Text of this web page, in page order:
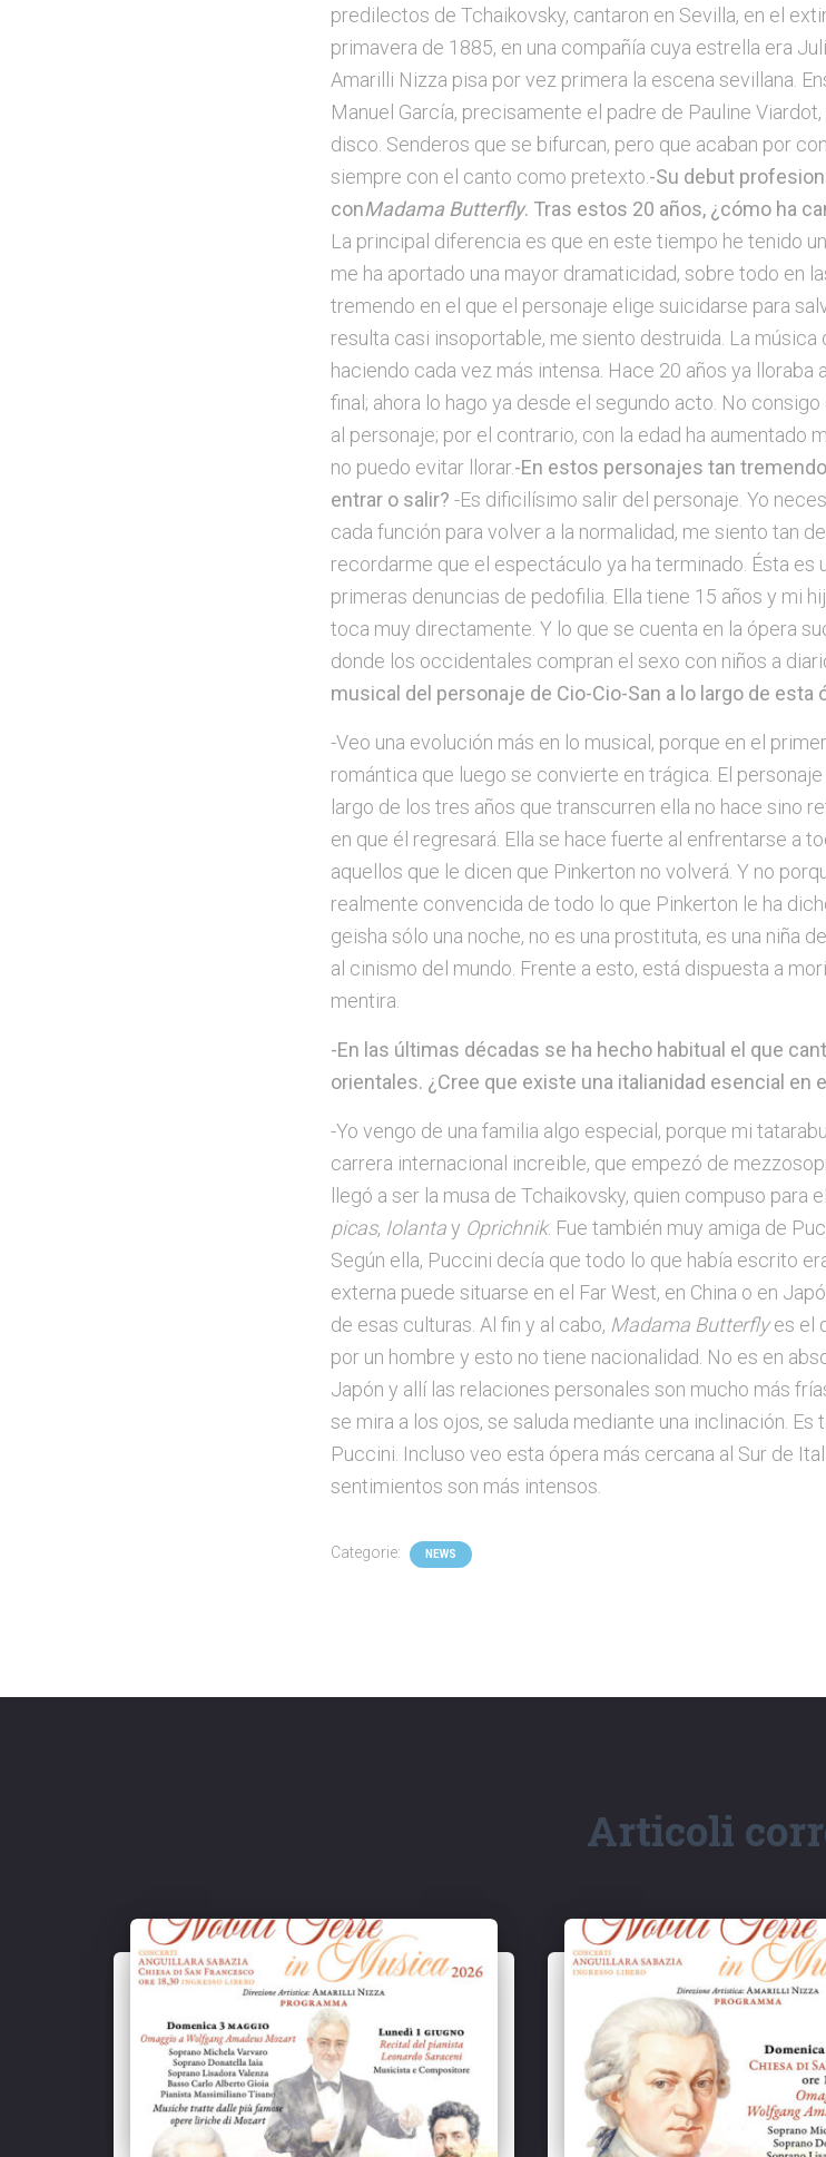
predilectos de Tchaikovsky, cantaron en Sevilla, en el
primavera de 1885, en una compañía cuya estrella era
Amarilli Nizza pisa por vez primera la escena sevillana.
Manuel García, precisamente el padre de Pauline
disco. Senderos que se bifurcan, pero que acaban por
siempre con el canto como pretexto. -Su debut
conMadama Butterfly. Tras estos 20 años, ¿cómo ha
La principal diferencia es que en este tiempo he tenido
me ha aportado una mayor dramaticidad, sobre todo en
tremendo en el que el personaje elige suicidarse para
resulta casi insoportable, me siento destruida. La música
haciendo cada vez más intensa. Hace 20 años ya lloraba
final; ahora lo hago ya desde el segundo acto. No
al personaje; por el contrario, con la edad ha aumentado
no puedo evitar llorar.-En estos personajes tan
entrar o salir? -Es dificilísimo salir del personaje. Yo
cada función para volver a la normalidad, me siento tan
recordarme que el espectáculo ya ha terminado. Ésta es
primeras denuncias de pedofilia. Ella tiene 15 años y mi
toca muy directamente. Y lo que se cuenta en la ópera
donde los occidentales compran el sexo con niños a
musical del personaje de Cio-Cio-San a lo largo de esta
-Veo una evolución más en lo musical, porque en el
romántica que luego se convierte en trágica. El
largo de los tres años que transcurren ella no hace sino
en que él regresará. Ella se hace fuerte al enfrentarse a
aquellos que le dicen que Pinkerton no volverá. Y no
realmente convencida de todo lo que Pinkerton le ha
geisha sólo una noche, no es una prostituta, es una niña
al cinismo del mundo. Frente a esto, está dispuesta a
mentira.
-En las últimas décadas se ha hecho habitual el que
orientales. ¿Cree que existe una italianidad esencial en
-Yo vengo de una familia algo especial, porque mi
carrera internacional increible, que empezó de
llegó a ser la musa de Tchaikovsky, quien compuso para
picas, Iolantay Oprichnik. Fue también muy amiga de
Según ella, Puccini decía que todo lo que había escrito
externa puede situarse en el Far West, en China o en
de esas culturas. Al fin y al cabo, Madama Butterflyes el
por un hombre y esto no tiene nacionalidad. No es en
Japón y allí las relaciones personales son mucho más
se mira a los ojos, se saluda mediante una inclinación.
Puccini. Incluso veo esta ópera más cercana al Sur de
sentimientos son más intensos.
Categorie: NEWS
Articoli